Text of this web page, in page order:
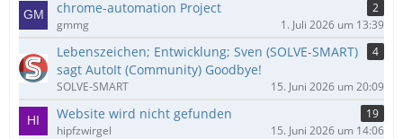
chrome-automation Project
2
gmmg
1. Juli 2026 um 13:39
Lebenszeichen; Entwicklung; Sven (SOLVE-SMART)
sagt AutoIt (Community) Goodbye!
4
SOLVE-SMART 15. Juni 2026 um 20:09
Website wird nicht gefunden
19
hipfzwirgel
15. Juni 2026 um 14:06